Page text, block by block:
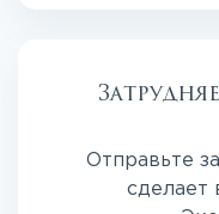
Отправьте
сделает